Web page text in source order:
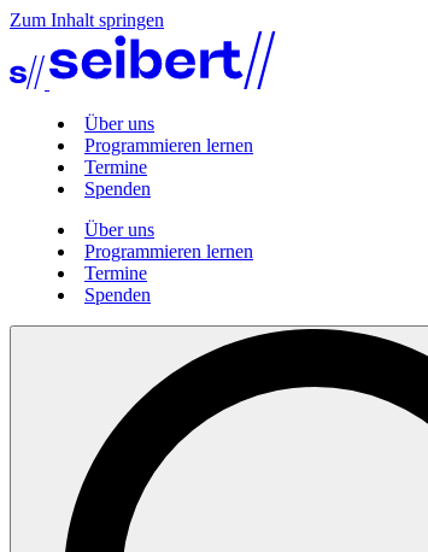
Zum Inhalt springen
Über uns
Programmieren lernen
Termine
Spenden
Über uns
Programmieren lernen
Termine
Spenden